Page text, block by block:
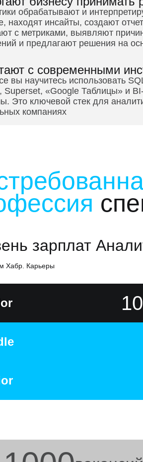
обрабатывают и
находят инсайты, создают
с метриками, выявляют
и предлагают решения на
с современными
вы научитесь использовать
Superset, «Google Таблицы» и
Это ключевой стек для
компаниях
Хабр. Карьеры
зарплат